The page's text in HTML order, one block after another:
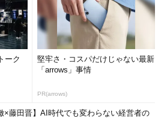
ーク
堅牢さ・コスパだけじゃない最新
「arrows」事情
PR(arrows)
×藤田晋】AI時代でも変わらない経営者の